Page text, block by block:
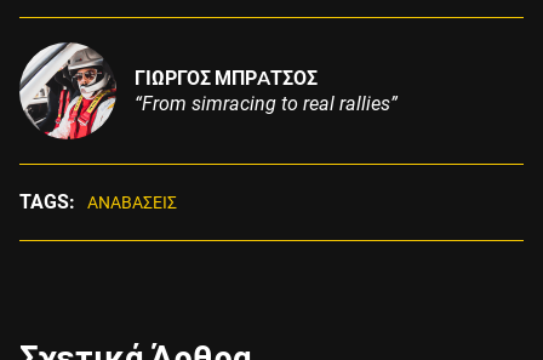
ΓΙΩΡΓΟΣ ΜΠΡAΤΣΟΣ
“From simracing to real rallies”
TAGS: ΑΝΑΒAΣΕΙΣ